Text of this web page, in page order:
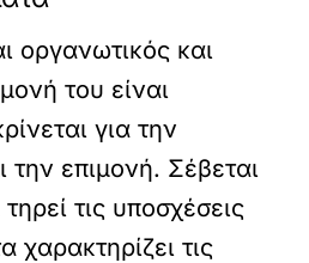
οργανωτικός και
του είναι
για την
την επιμονή. Σέβεται
τις υποσχέσεις
τις